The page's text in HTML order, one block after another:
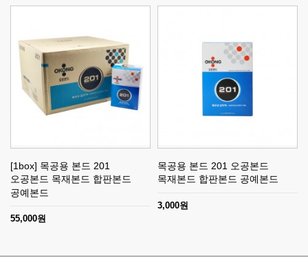
[1box] 목공용 본드 201
오공본드 목재본드 합판본드
공예본드
55,000원
목공용 본드 201 오공본드
목재본드 합판본드 공예본드
3,000원